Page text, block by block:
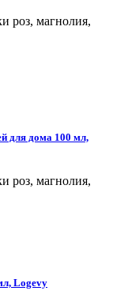
роз, магнолия,
для дома 100 мл,
роз, магнолия,
Logevy